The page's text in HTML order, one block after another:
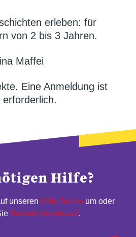
erleben: für
von 2 bis 3 Jahren.
Maffei
Eine Anmeldung ist
Hilfe?
unseren Hilfe-Seiten um oder
Kontakt mit uns auf.